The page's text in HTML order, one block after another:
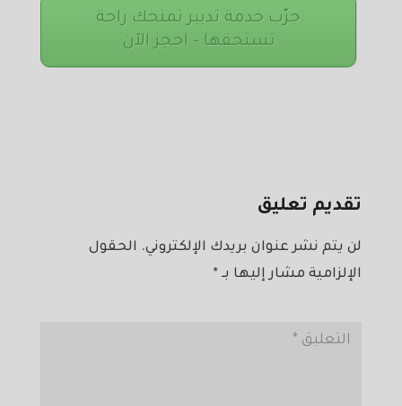
جرّب خدمة تدبير تمنحك راحة
تستحقها – احجز الآن
تقديم تعليق
لن يتم نشر عنوان بريدك الإلكتروني. الحقول
الإلزامية مشار إليها بـ *